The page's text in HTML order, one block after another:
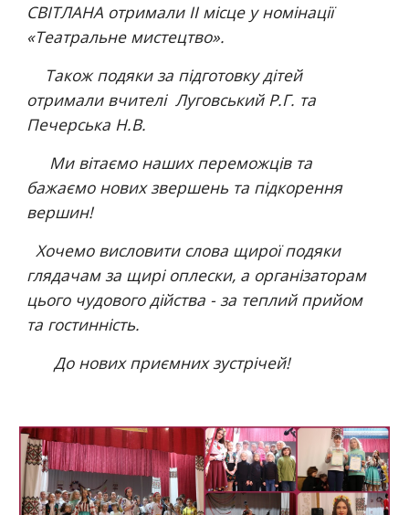
СВІТЛАНА отримали ІІ місце у номінації
«Театральне мистецтво».
отримали вчителі  Луговський Р.Г. та
Печерська Н.В.
бажаємо нових звершень та підкорення
вершин!
  Хочемо висловити слова щирої подяки
глядачам за щирі оплески, а організаторам
цього чудового дійства - за теплий прийом
та гостинність.
      До нових приємних зустрічей!